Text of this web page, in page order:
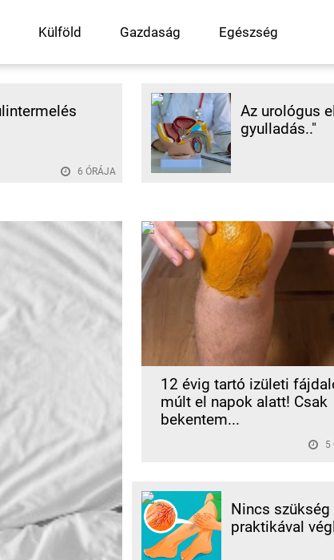
Külföld Gazdaság Egészség
6 ÓRÁJA
Az urológus
gyulladás.."
12 évig tartó izületi
múlt el napok alatt! Csak
bekentem...
5
Nincs
praktikával